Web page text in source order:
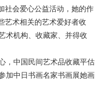
社会爱心公益活动，她的作
艺术相关的艺术爱好者收
术机构、收藏家、并得收
，中国民间艺术品收藏平估
加中日书画名家书画展她画